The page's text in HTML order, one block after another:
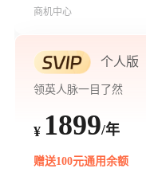
商机中心
个人版
领英人脉一目了然
¥ 1899/年
赠送100元通用余额